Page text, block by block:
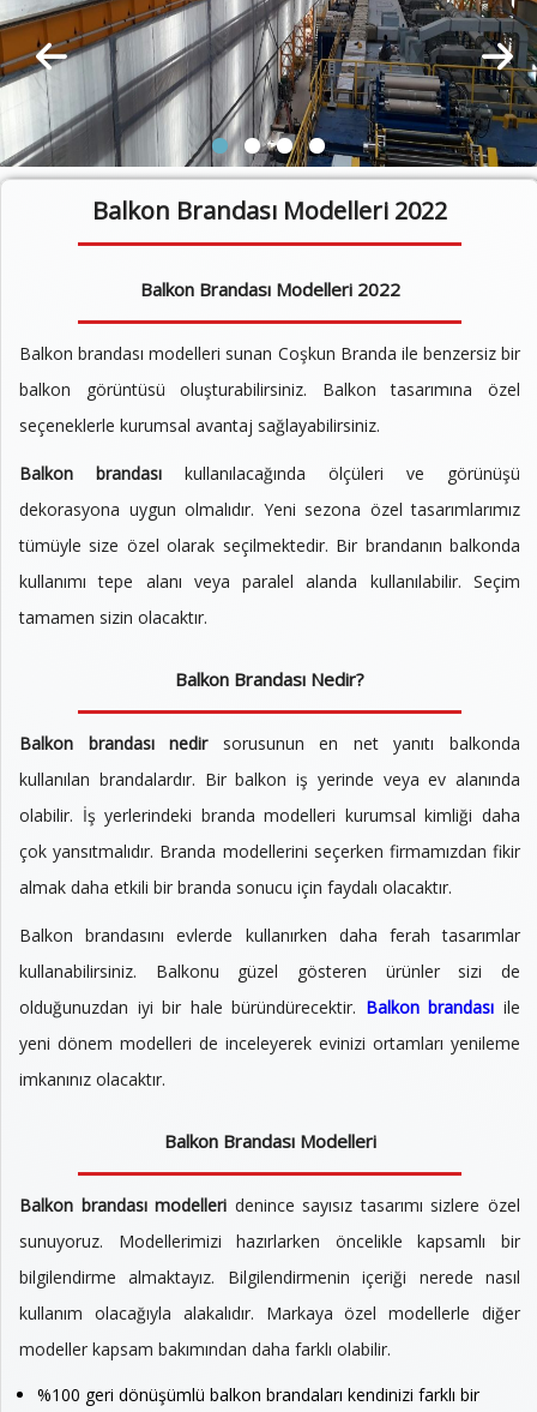
Balkon Brandası Modelleri 2022
Balkon Brandası Modelleri 2022
Balkon brandası modelleri sunan Coşkun Branda ile benzersiz bir
balkon görüntüsü oluşturabilirsiniz. Balkon tasarımına özel
seçeneklerle kurumsal avantaj sağlayabilirsiniz.
Balkon brandası kullanılacağında ölçüleri ve görünüşü
dekorasyona uygun olmalıdır. Yeni sezona özel tasarımlarımız
tümüyle size özel olarak seçilmektedir. Bir brandanın balkonda
kullanımı tepe alanı veya paralel alanda kullanılabilir. Seçim
tamamen sizin olacaktır.
Balkon Brandası Nedir?
Balkon brandası nedirsorusunun en net yanıtı balkonda
kullanılan brandalardır. Bir balkon iş yerinde veya ev alanında
olabilir. İş yerlerindeki branda modelleri kurumsal kimliği daha
çok yansıtmalıdır. Branda modellerini seçerken firmamızdan fikir
almak daha etkili bir branda sonucu için faydalı olacaktır.
Balkon brandasını evlerde kullanırken daha ferah tasarımlar
kullanabilirsiniz. Balkonu güzel gösteren ürünler sizi de
olduğunuzdan iyi bir hale büründürecektir. Balkon brandası ile
yeni dönem modelleri de inceleyerek evinizi ortamları yenileme
imkanınız olacaktır.
Balkon Brandası Modelleri
Balkon brandası modelleri denince sayısız tasarımı sizlere özel
sunuyoruz. Modellerimizi hazırlarken öncelikle kapsamlı bir
bilgilendirme almaktayız. Bilgilendirmenin içeriği nerede nasıl
kullanım olacağıyla alakalıdır. Markaya özel modellerle diğer
modeller kapsam bakımından daha farklı olabilir.
%100 geri dönüşümlü balkon brandaları kendinizi farklı bir